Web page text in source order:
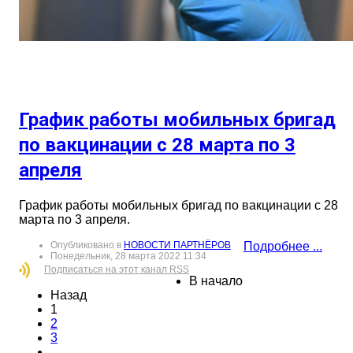
График работы мобильных бригад
по вакцинации с 28 марта по 3
апреля
График работы мобильных бригад по вакцинации с 28
марта по 3 апреля.
Опубликовано в НОВОСТИ ПАРТНЁРОВ
Понедельник, 28 марта 2022 11:34
Подробнее ...
Подписаться на этот канал RSS
В начало
Назад
1
2
3